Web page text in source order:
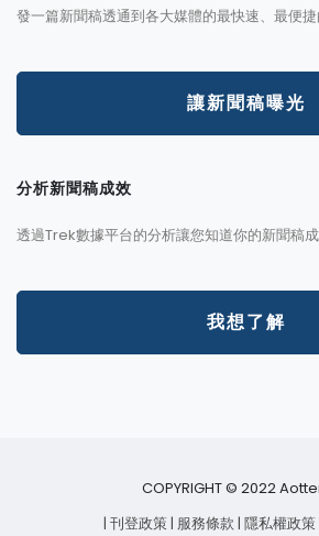
發一篇新聞稿透通到各大媒體的最快速、最便捷
讓新聞稿曝光
分析新聞稿成效
透過Trek數據平台的分析讓您知道你的新聞稿
我想了解
COPYRIGHT © 2022
| 刊登政策 | 服務條款 | 隱私權政策